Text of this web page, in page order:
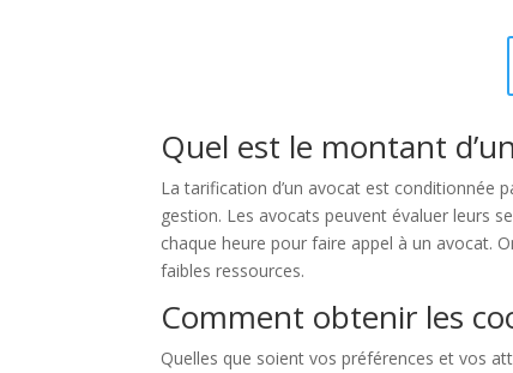
Quel est le montant
La tarification d’un avocat est conditionnée
gestion. Les avocats peuvent évaluer leurs
chaque heure pour faire appel à un avocat.
faibles ressources.
Comment obtenir les
Quelles que soient vos préférences et vos